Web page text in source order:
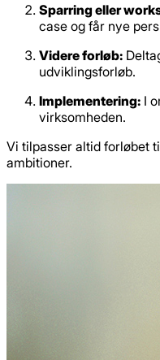
Sparring eller
case og får nye
Videre forløb:
udviklingsforløb.
Implementering: I
virksomheden.
Vi tilpasser altid forløbet
ambitioner.